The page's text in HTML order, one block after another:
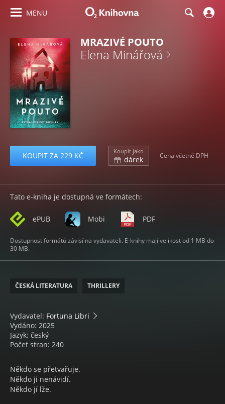
MENU
MRAZIVÉ POUTO
Elena Minářová
KOUPIT ZA 229 KČ Koupit jako
dárek Cena včetně DPH
Tato e-kniha je dostupná ve formátech:
ePUB Mobi PDF
Dostupnost formátů závisí na vydavateli. E-knihy mají velikost od 1 MB do
30 MB.
ČESKÁ LITERATURA THRILLERY
Vydavatel: Fortuna Libri
Vydáno: 2025
Jazyk: český
Počet stran: 240
Někdo se přetvařuje.
Někdo ji nenávidí.
Někdo jí lže.